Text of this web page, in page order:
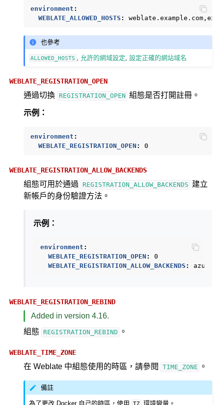
environment :
WEBLATE_ALLOWED_HOSTS :
也參考
ALLOWED_HOSTS , 允許的網域設定,設定正確的網站域名
WEBLATE_REGISTRATION_OPEN
通過切換 REGISTRATION_OPEN 組態是否打開註冊。
示例：
environment :
WEBLATE_REGISTRATION_OPEN : 0
WEBLATE_REGISTRATION_ALLOW_BACKENDS
組態可用於通過 REGISTRATION_ALLOW_BACKENDS 建立
新帳戶的身份驗證方法。
示例：
environment :
WEBLATE_REGISTRATION_OPEN :
0
WEBLATE_REGISTRATION_ALLOW_BACKENDS :
WEBLATE_REGISTRATION_REBIND
Added in version 4.16.
組態
REGISTRATION_REBIND 。
WEBLATE_TIME_ZONE
在 Weblate 中組態使用的時區，請參閱 TIME_ZONE 。
備註
為了更改 Docker 自己的時區，使用 TZ 環境變量。